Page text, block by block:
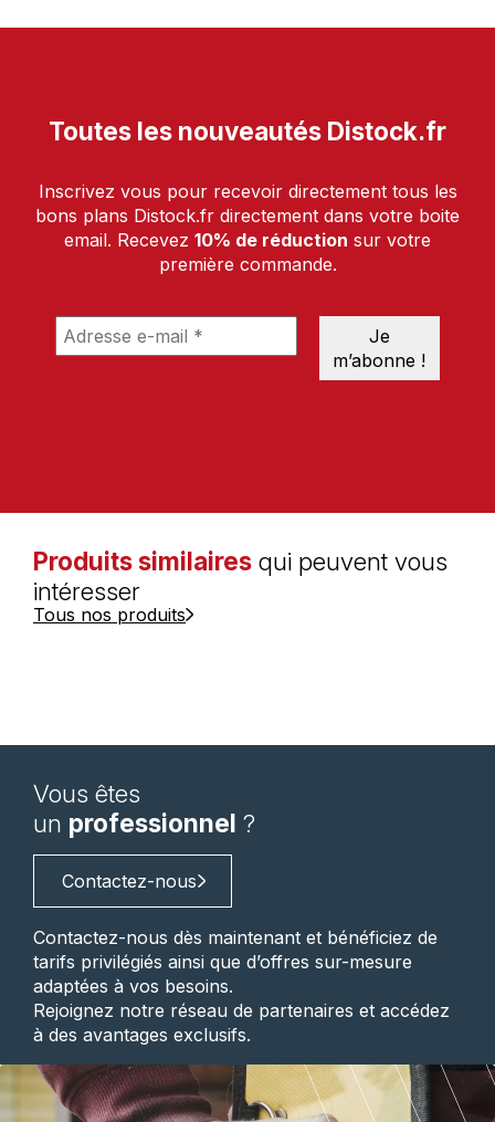
Toutes les nouveautés Distock.fr
Inscrivez vous pour recevoir directement tous les
bons plans Distock.fr directement dans votre boite
email. Recevez 10% de réduction sur votre
première commande.
Produits similaires qui peuvent vous
intéresser
Tous nos produits
Vous êtes
un professionnel ?
Contactez-nous
Contactez-nous dès maintenant et bénéficiez de
tarifs privilégiés ainsi que d’offres sur-mesure
adaptées à vos besoins.
Rejoignez notre réseau de partenaires et accédez
à des avantages exclusifs.